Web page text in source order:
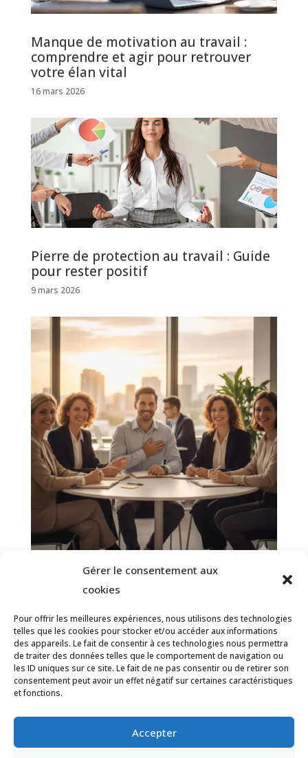
Gérer le consentement aux
cookies
Pour offrir les meilleures expériences, nous utilisons des technologies
telles que les cookies pour stocker et/ou accéder aux informations
des appareils. Le fait de consentir à ces technologies nous permettra
de traiter des données telles que le comportement de navigation ou
les ID uniques sur ce site. Le fait de ne pas consentir ou de retirer son
consentement peut avoir un effet négatif sur certaines caractéristiques
et fonctions.
Accepter
Manque de motivation au travail :
comprendre et agir pour retrouver
votre élan vital
16 mars 2026
Pierre de protection au travail : Guide
pour rester positif
9 mars 2026
Reconnaissance au travail : Redonner
2 mars 2026